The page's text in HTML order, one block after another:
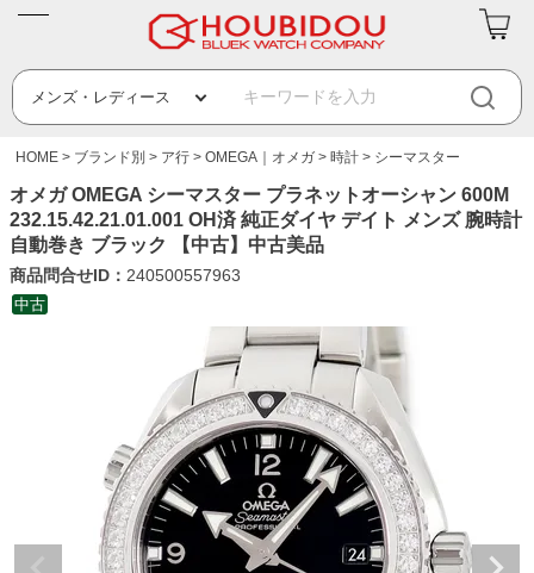
HOME ブランド別 ア行 OMEGA｜オメガ 時計 シーマスター
オメガ OMEGA シーマスター プラネットオーシャン 600M
232.15.42.21.01.001 OH済 純正ダイヤ デイト メンズ 腕時計
自動巻き ブラック 【中古】中古美品
商品問合せID： 240500557963
中古